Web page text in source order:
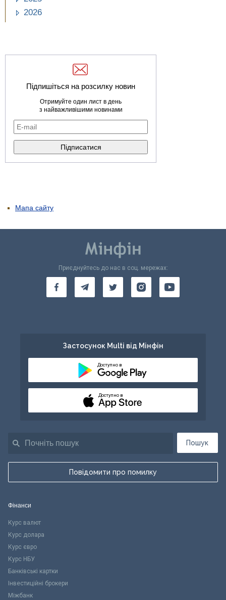
2026
Підпишіться на розсилку новин
Отримуйте один лист в день
з найважливішими новинами
Мапа сайту
Пошук
Повідомити про помилку
Приєднуйтесь до нас в соц. мережах:
Застосунок Multi від Мінфін
Доступно в
Доступно в
Фінанси
Курс валют
Курс долара
Курс євро
Курс НБУ
Банківські картки
Інвестиційні брокери
Міжбанк